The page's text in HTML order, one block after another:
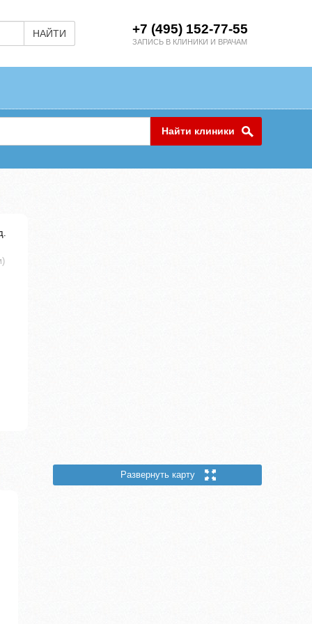
НАЙТИ +7 (495) 152-77-55
ЗАПИСЬ В КЛИНИКИ И ВРАЧАМ
Найти клиники
Развернуть карту